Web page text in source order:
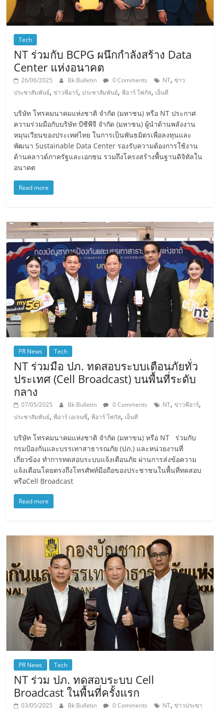
Tech
NT ร่วมกับ BCPG ผนึกกำลังสร้าง Data
Center แห่งอนาคต
26/06/2025 Bk Bulletin 0 Comments NT,ข่าว
ประชาสัมพันธ์,ข่าวพีอาร์,ประชาสัมพันธ์,พีอาร์ โฟกัส, เอ็นที
บริษัท โทรคมนาคมแห่งชาติ จำกัด (มหาชน) หรือ NT ประกาศ
ความร่วมมือกับบริษัท บีซีพีจี จำกัด (มหาชน) ผู้นำด้านพลังงาน
หมุนเวียนของประเทศไทย ในการเป็นพันธมิตรเพื่อลงทุนและ
พัฒนา Sustainable Data Center รองรับความต้องการใช้งาน
ด้านคลาวด์ภาครัฐและเอกชน รวมถึงโครงสร้างพื้นฐานดิจิทัลใน
อนาคต
Read more
PR News Tech
NT ร่วมมือ ปภ. ทดสอบระบบเตือนภัยทั่ว
ประเทศ (Cell Broadcast) บนพื้นที่ระดับ
กลาง
07/05/2025 Bk Bulletin 0 Comments NT,ข่าวพีอาร์,
ประชาสัมพันธ์,พีอาร์ เอเจนซี่,พีอาร์ โฟกัส, เอ็นที
บริษัท โทรคมนาคมแห่งชาติ จำกัด (มหาขน) หรือ NT ร่วมกับ
กรมป้องกันและบรรเทาสาธารณภัย (ปภ.) และหน่วยงานที่
เกี่ยวข้อง ทำการทดสอบระบบแจ้งเตือนภัย ผ่านการส่งข้อความ
แจ้งเตือนโดยตรงถึงโทรศัพท์มือถือของประชาชนในพื้นที่ทดสอบ
หรือCell Broadcast
Read more
PR News Tech
NT ร่วม ปภ. ทดสอบระบบ Cell
Broadcast ในพื้นที่ครั้งแรก
03/05/2025 Bk Bulletin 0 Comments NT,ข่าวประขา